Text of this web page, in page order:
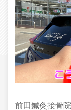
前田鍼灸接骨